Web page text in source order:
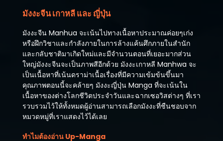
มังงะจีน เกาหลี และ ญี่ปุ่น
มังงะจีน Manhua จะเน้นไปทางเนื้อหาประมาณค่อยๆเก่ง
หรือฝึกวิชาและกำลังภายในการล้างแค้นศึกภายในสำนัก
และกลับชาติมาเกิดใหม่และมีจำนวนตอนที่เยอะมากส่วน
ใหญ่มังงะจีนจะเป็นภาพสีอีกด้วย มังงะเกาหลี Manhwa จะ
เป็นเนื้อหาที่เน้นดราม่าเนื้อเรื่องที่มีความเข้มข้นขึ้นมา
คุณภาพตอนนี้จะคล้ายๆ มังงะญี่ปุ่น Manga ที่จะเน้นใน
เนื้อหาของต่างโลกชีวิตประจำวันและฉากเซอวิสต่างๆ ที่เรา
รวบรวมไว้ให้ทั้งหมดผู้อ่านสามารถเลือกมังงะที่ชืนชอบจาก
หมวดหมู่ที่เราแสดงไว้ได้เลย
ทำไมต้องอ่าน Up-Manga